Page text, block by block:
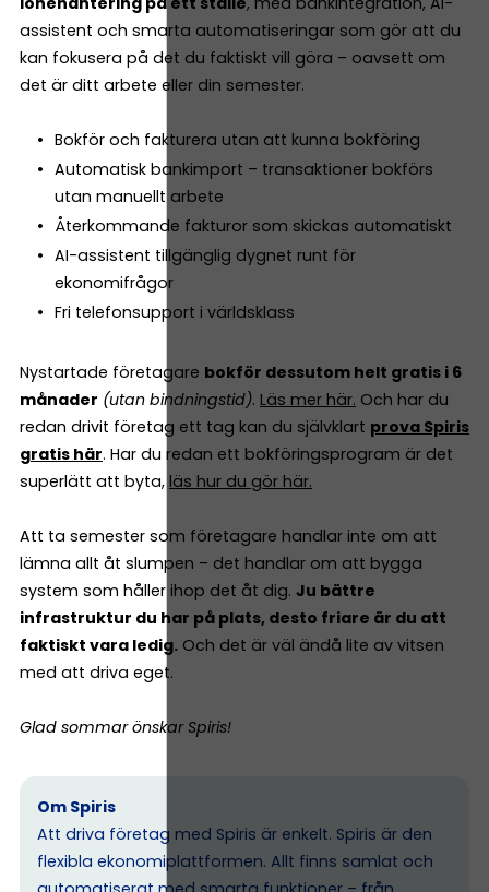
assistent och smarta automatiseringar som gör att du
kan fokusera på det du faktiskt vill göra – oavsett om
det är ditt arbete eller din semester.
Bokför och fakturera utan att kunna bokföring
Automatisk bankimport – transaktioner bokförs
utan manuellt arbete
Återkommande fakturor som skickas automatiskt
AI-assistent tillgänglig dygnet runt för
ekonomifrågor
Fri telefonsupport i världsklass
Nystartade företagare bokför dessutom helt gratis i 6
månader (utan bindningstid). Läs mer här. Och har du
redan drivit företag ett tag kan du självklart prova Spiris
gratis här. Har du redan ett bokföringsprogram är det
superlätt att byta, läs hur du gör här.
Att ta semester som företagare handlar inte om att
lämna allt åt slumpen – det handlar om att bygga
system som håller ihop det åt dig. Ju bättre
infrastruktur du har på plats, desto friare är du att
faktiskt vara ledig. Och det är väl ändå lite av vitsen
med att driva eget.
Glad sommar önskar Spiris!
Om Spiris
Att driva företag med Spiris är enkelt. Spiris är den
flexibla ekonomiplattformen. Allt finns samlat och